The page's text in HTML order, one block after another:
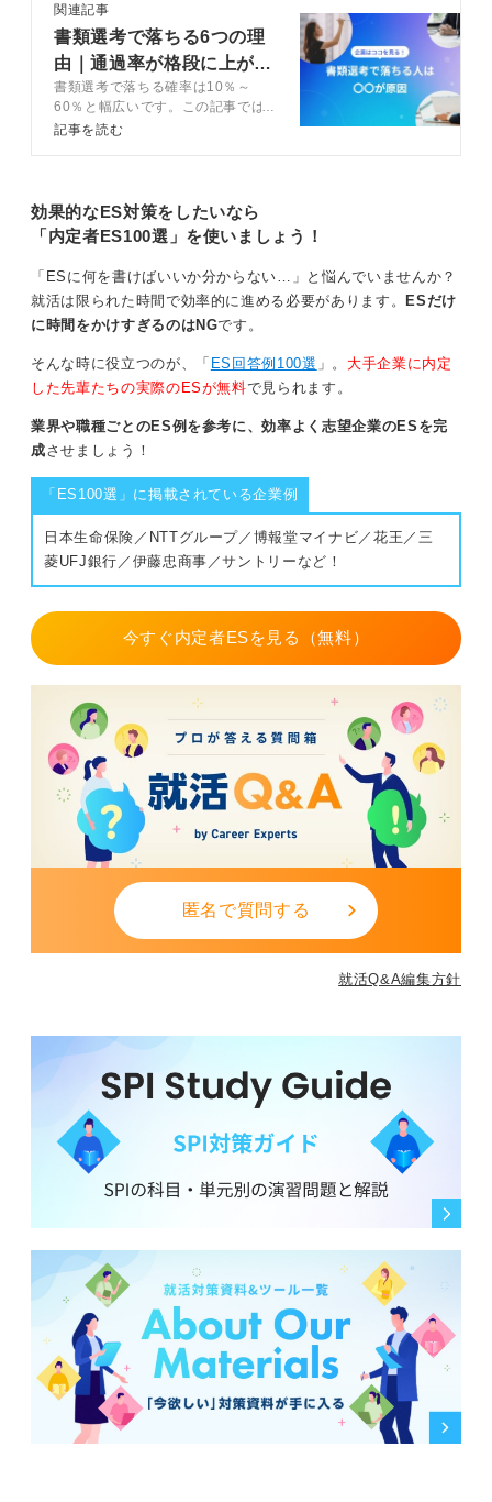
の応募書類を読む採用担当者にとっては負担になりま
す。
一読してすぐに内容が伝わらなければ、読むのを途中で
やめられてしまう可能性も否定できません。
また、誤字脱字といった基本的なミスがあると、細かい
合、「熱意がない」と思われる可能性もあるので注意が
必要です。
改善点を指摘してもらって印象に残るESを作ろう
ターや就職エージェントなど、第三者に実際のエントリ
ーシートを見てもらうのが近道です。「どこが悪いの
よくある指摘としては、「志望動機が弱い」「企業研究
が浅い」「どの企業にも通用するような内容になってい
る」などがあります。このような場合、企業側に「うち
残りません。
一度、信頼できる第三者や専門家に見てもらい、客観的
なアドバイスを受けることをおすすめします。
関連記事
書類選考で落ちる6つの理
由｜通過率が格段に上がる
5つの基本を解説
書類選考で落ちる確率は10％～
60％と幅広いです。この記事では
書類選考で落ちないための基本ポイ
と差別化を押さえて書類選考を通過
しましょう。
記事を読む
効果的なES対策をしたいなら
「内定者ES100選」を使いましょう！
「ESに何を書けばいいか分からない…」と悩んでいませんか？
就活は限られた時間で効率的に進める必要があります。
ESだけ
に時間をかけすぎるのはNGです。
そんな時に役立つのが、「 ES回答例100選 」。 大手企業に内定
した先輩たちの実際のESが無料で見られます。
業界や職種ごとのES例を参考に、効率よく志望企業のESを完
成させましょう！
「ES100選」に掲載されている企業例
日本生命保険／NTTグループ／博報堂マイナビ／花王／三
菱UFJ銀行／伊藤忠商事／サントリーなど！
今すぐ内定者ESを見る（無料）
匿名で質問する
就活Q&A編集方針